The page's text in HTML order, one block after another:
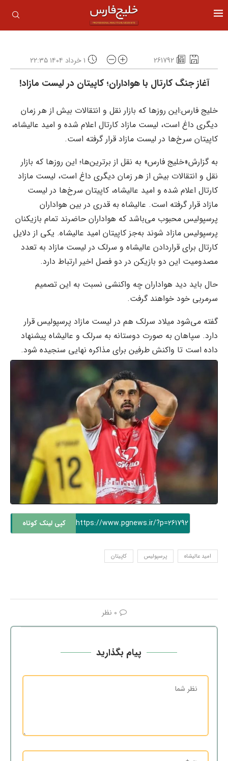
261792 ۱ خرداد ۱۴۰۴ ۲۲:۳۵
آغاز جنگ کارتال با هواداران؛ کاپیتان در لیست مازاد!
خلیج فارس:این روزها که بازار نقل و انتقالات بیش از هر زمان
دیگری داغ است، لیست مازاد کارتال اعلام شده و امید عالیشاه،
کاپیتان سرخ‌ها در لیست مازاد قرار گرفته است.
به گزارش«خلیج فارس» به نقل از برترین‌ها؛ این روزها که بازار
نقل و انتقالات بیش از هر زمان دیگری داغ است، لیست مازاد
کارتال اعلام شده و امید عالیشاه، کاپیتان سرخ‌ها در لیست
مازاد قرار گرفته است. عالیشاه به قدری در بین هواداران
پرسپولیس محبوب می‌باشد که هواداران حاضرند تمام بازیکنان
پرسپولیس مازاد شوند به‌جز کاپیتان امید عالیشاه. یکی از دلایل
کارتال برای قراردادن عالیشاه و سرلک در لیست مازاد به تعدد
مصدومیت این دو بازیکن در دو فصل اخیر ارتباط دارد.
حال باید دید هواداران چه واکنشی نسبت به این تصمیم
سرمربی خود خواهند گرفت.
گفته می‌شود میلاد سرلک هم در لیست مازاد پرسپولیس قرار
دارد. سپاهان به صورت دوستانه به سرلک و عالیشاه پیشنهاد
داده است تا واکنش طرفین برای مذاکره نهایی سنجیده شود.
https://www.pgnews.ir/?p=261792 کپی لینک کوتاه
امید عالیشاه پرسپولیس کاپیتان
0 نظر
پیام بگذارید